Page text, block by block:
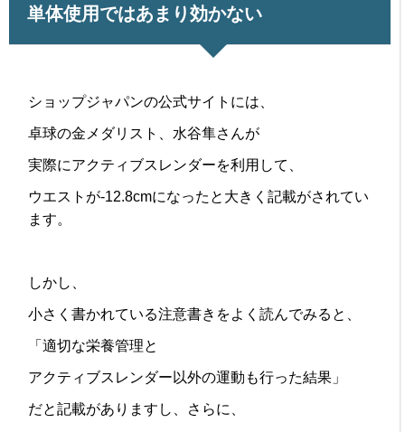
単体使用ではあまり効かない
ショップジャパンの公式サイトには、
卓球の金メダリスト、水谷隼さんが
実際にアクティブスレンダーを利用して、
ウエストが-12.8cmになったと大きく記載がされてい
ます。
しかし、
小さく書かれている注意書きをよく読んでみると、
「適切な栄養管理と
アクティブスレンダー以外の運動も行った結果」
だと記載がありますし、さらに、